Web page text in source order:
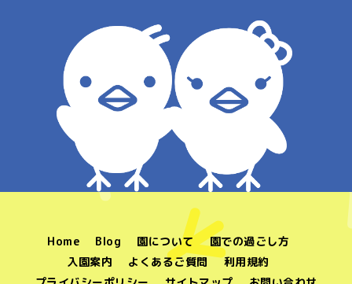
Home Blog 園について
園での過ごし方
入園案内
よくあるご質問
利用規約